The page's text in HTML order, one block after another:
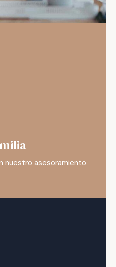
nuestro asesoramiento